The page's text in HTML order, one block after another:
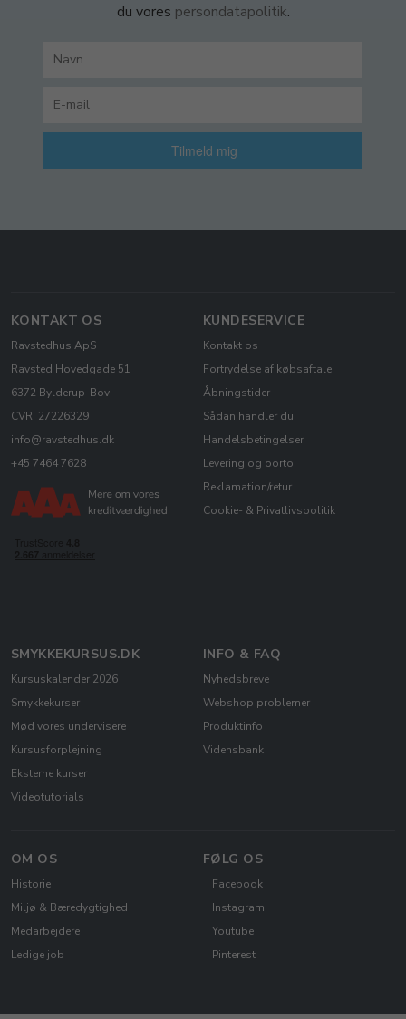
du vores persondatapolitik.
Tilmeld mig
KONTAKT OS
Ravstedhus ApS
Ravsted Hovedgade 51
6372 Bylderup-Bov
CVR: 27226329
info@ravstedhus.dk
+45 7464 7628
KUNDESERVICE
Kontakt os
Fortrydelse af købsaftale
Åbningstider
Sådan handler du
Handelsbetingelser
Levering og porto
Reklamation/retur
Cookie- & Privatlivspolitik
SMYKKEKURSUS.DK
Kursuskalender 2026
Smykkekurser
Mød vores undervisere
Kursusforplejning
Eksterne kurser
Videotutorials
INFO & FAQ
Nyhedsbreve
Webshop problemer
Produktinfo
Vidensbank
OM OS
Historie
Miljø & Bæredygtighed
Medarbejdere
Ledige job
FØLG OS
Facebook
Instagram
Youtube
Pinterest